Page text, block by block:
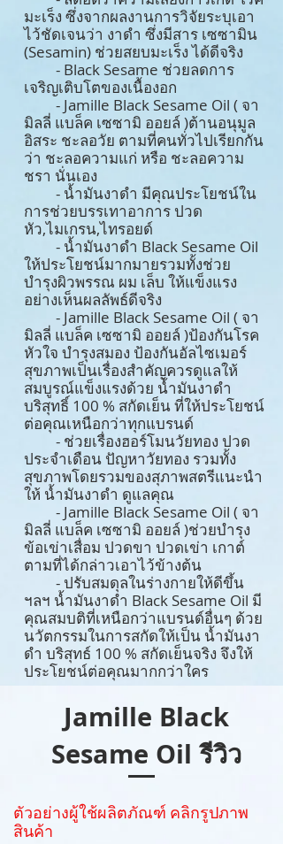
มะเร็ง ซึ่งจากผลงานการวิจัยระบุเอา
ไว้ชัดเจนว่า งาดำ ซึ่งมีสาร เซซามิน
(Sesamin) ช่วยสยบมะเร็ง ได้ดีจริง
- Black Sesame ช่วยลดการ
เจริญเติบโตของเนื้องอก
- Jamille Black Sesame Oil ( จา
มิลลี่ แบล็ค เซซามิ ออยล์ )ต้านอนุมูล
อิสระ ชะลอวัย ตามที่คนทั่วไปเรียกกัน
ว่า ชะลอความแก่ หรือ ชะลอความ
ชรา นั่นเอง
- น้ำมันงาดำ มีคุณประโยชน์ใน
การช่วยบรรเทาอาการ ปวด
หัว,ไมเกรน,ไทรอยด์
- น้ำมันงาดำ Black Sesame Oil
ให้ประโยชน์มากมายรวมทั้งช่วย
บำรุงผิวพรรณ ผม เล็บ ให้แข็งแรง
อย่างเห็นผลลัพธ์ดีจริง
- Jamille Black Sesame Oil ( จา
มิลลี่ แบล็ค เซซามิ ออยล์ )ป้องกันโรค
หัวใจ บำรุงสมอง ป้องกันอัลไซเมอร์
สุขภาพเป็นเรื่องสำคัญควรดูแลให้
สมบูรณ์แข็งแรงด้วย น้ำมันงาดำ
บริสุทธิ์ 100 % สกัดเย็น ที่ให้ประโยชน์
ต่อคุณเหนือกว่าทุกแบรนด์
- ช่วยเรื่องฮอร์โมนวัยทอง ปวด
ประจำเดือน ปัญหาวัยทอง รวมทั้ง
สุขภาพโดยรวมของสุภาพสตรีแนะนำ
ให้ น้ำมันงาดำ ดูแลคุณ
- Jamille Black Sesame Oil ( จา
มิลลี่ แบล็ค เซซามิ ออยล์ )ช่วยบำรุง
ข้อเข่าเสื่อม ปวดขา ปวดเข่า เกาต์
ตามที่ได้กล่าวเอาไว้ข้างต้น
- ปรับสมดุลในร่างกายให้ดีขึ้น
ฯลฯ น้ำมันงาดำ Black Sesame Oil มี
คุณสมบติที่เหนือกว่าแบรนด์อื่นๆ ด้วย
นวัตกรรมในการสกัดให้เป็น น้ำมันงา
ดำ บริสุทธ์ 100 % สกัดเย็นจริง จึงให้
ประโยชน์ต่อคุณมากกว่าใคร
Jamille Black
Sesame Oil รีวิว
ตัวอย่างผู้ใช้ผลิตภัณฑ์ คลิกรูปภาพ
สินค้า